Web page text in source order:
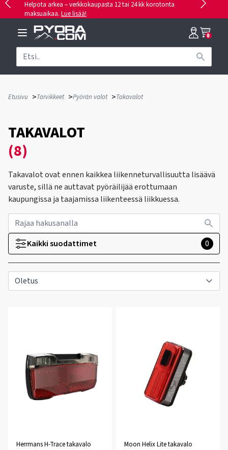
Helpota arkea – verkkokaupasta 12 tai 24 kk korotonta
maksuaikaa. Lue lisää!
0
Etusivu >Tarvikkeet >Pyörän valot >Takavalot
TAKAVALOT
(8)
Takavalot ovat ennen kaikkea liikenneturvallisuutta lisäävä
varuste, sillä ne auttavat pyöräilijää erottumaan
kaupungissa ja taajamissa liikenteessä liikkuessa.
Kaikki suodattimet 0
Herrmans H-Trace takavalo Moon Helix Lite takavalo